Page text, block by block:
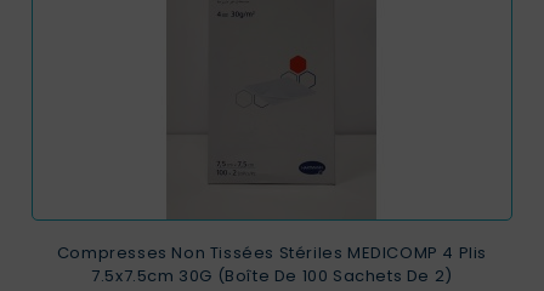
Compresses Non Tissées Stériles MEDICOMP 4 Plis
7.5x7.5cm 30G (Boîte De 100 Sachets De 2)